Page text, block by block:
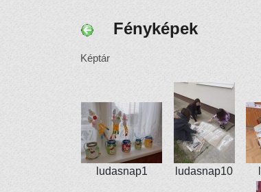
Fényképek
Képtár
ludasnap1 ludasnap10